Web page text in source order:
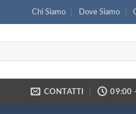
Chi Siamo Dove Siamo
CONTATTI 09:00